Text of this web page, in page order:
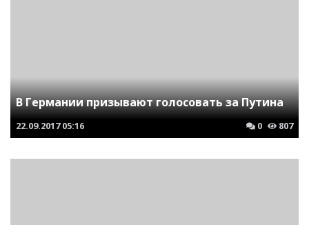
В Германии призывают голосовать за Путина
22.09.2017 05:16 0 807